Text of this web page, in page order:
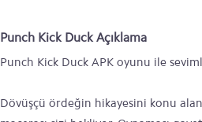
Punch Kick Duck Açıklama
Punch Kick Duck APK oyunu ile
Dövüşçü ördeğin hikayesini konu